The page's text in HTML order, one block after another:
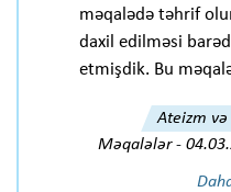
məqalədə təhrif
daxil edilməsi
etmişdik. Bu
Ateizm
Məqalələr-